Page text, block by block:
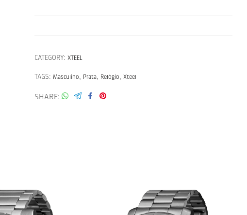
CATEGORY: XTEEL
TAGS: Masculino, Prata, Relógio, Xteel
SHARE